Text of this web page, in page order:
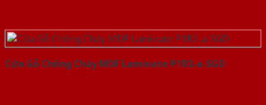
Cửa Gỗ Chống Cháy MDF Laminate P1R2-a-SGD